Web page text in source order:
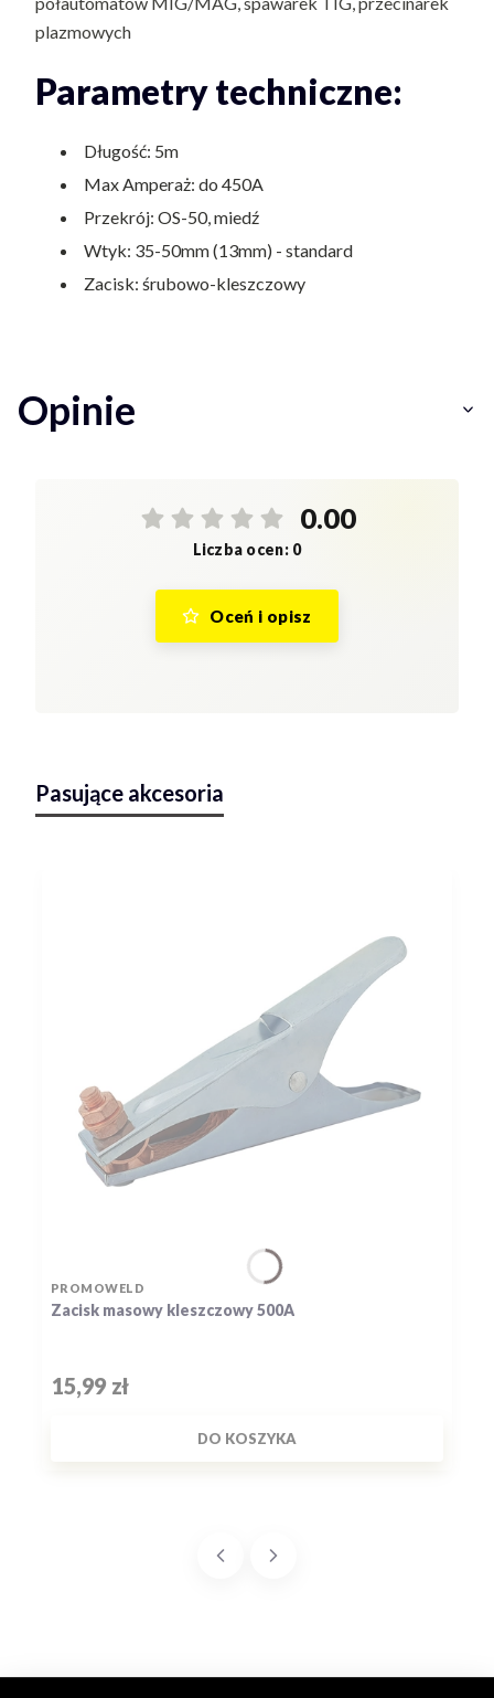
plazmowych
Parametry techniczne:
Długość: 5m
Max Amperaż: do 450A
Przekrój: OS-50, miedź
Wtyk: 35-50mm (13mm) - standard
Zacisk: śrubowo-kleszczowy
Opinie
0.00
Liczba ocen: 0
Oceń i opisz
Pasujące akcesoria
Zacisk masowy kleszczowy 500A
PRODUCENT
PROMOWELD
Cena
15,99 zł
DO KOSZYKA